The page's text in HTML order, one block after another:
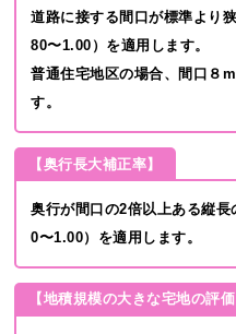
道路に接する間口が標準より
80〜1.00）を適用します。
普通住宅地区の場合、間口８
す。
【奥行長大補正率】
奥行が間口の2倍以上ある縦
0〜1.00）を適用します。
【地積規模の大きな宅地の評価